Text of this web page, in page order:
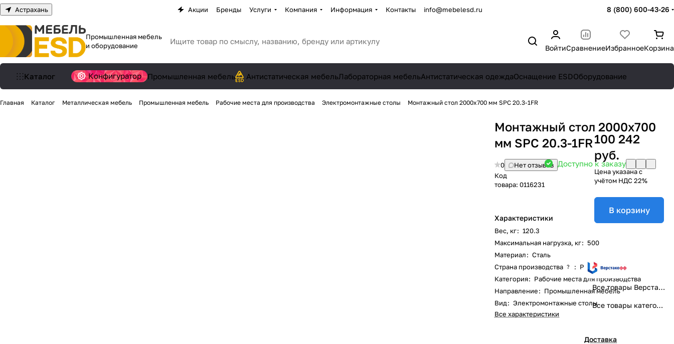
Астрахань Акции Бренды Услуги Компания Информация Контакты info@mebelesd.ru 8 (800) 600-43-26
Промышленная мебель
и оборудование
ВойтиСравнениеИзбранноеКорзина
Каталог Конфигуратор Промышленная мебель Антистатическая мебельЛабораторная мебельАнтистатическая одеждаОснащение ESDОборудование
Главная Каталог Металлическая мебель Промышленная мебель Рабочие места для производства Электромонтажные столы Монтажный стол 2000х700 мм SPC 20.3-1FR
Монтажный стол 2000х700
мм SPC 20.3-1FR
0
Нет отзывов
Код
товара: 0116231
Доступно к заказу
Характеристики
Вес, кг: 120.3
Максимальная нагрузка, кг: 500
Материал: Сталь
Страна производства ? : Россия
Категория: Рабочие места для производства
Направление: Промышленная мебель
Вид: Электромонтажные столы
Все характеристики
100 242
руб.
Цена указана с
учётом НДС 22%
В корзину
Все товары Верстакофф
Все товары категории
Доставка